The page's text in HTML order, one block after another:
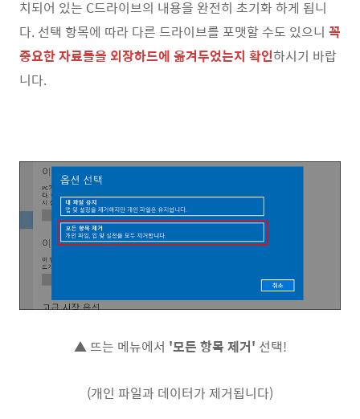
치되어 있는 C드라이브의 내용을 완전히 초기화 하게 됩니
다. 선택 항목에 따라 다른 드라이브를 포맷할 수도 있으니 꼭
중요한 자료들을 외장하드에 옮겨두었는지 확인하시기 바랍
니다.
▲ 뜨는 메뉴에서 '모든 항목 제거' 선택!
(개인 파일과 데이터가 제거됩니다)